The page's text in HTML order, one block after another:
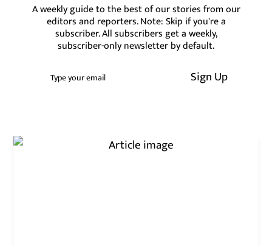
A weekly guide to the best of our stories from our
editors and reporters. Note: Skip if you're a
subscriber. All subscribers get a weekly,
subscriber-only newsletter by default.
Sign Up